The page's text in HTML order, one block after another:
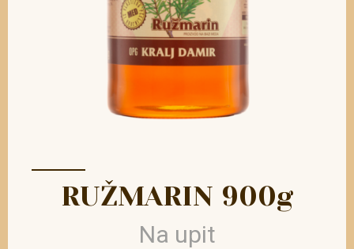
RUŽMARIN 900g
Na upit